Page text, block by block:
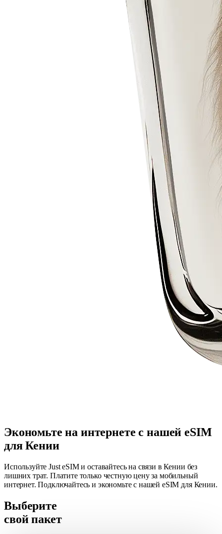
Экономьте на интернете с нашей eSIM
для Кении
Используйте Just eSIM и оставайтесь на связи в Кении без
лишних трат. Платите только честную цену за мобильный
интернет. Подключайтесь и экономьте с нашей eSIM для Кении.
Выберите
свой пакет